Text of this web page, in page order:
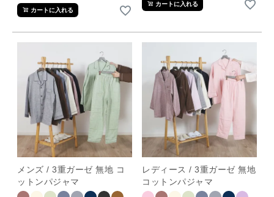
カートに入れる
カートに入れる
メンズ / 3重ガーゼ 無地 コ
ットンパジャマ
レディース / 3重ガーゼ 無地
コットンパジャマ